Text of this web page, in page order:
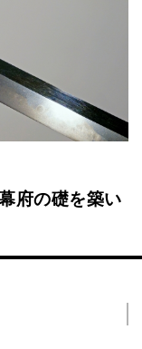
府の礎を築い